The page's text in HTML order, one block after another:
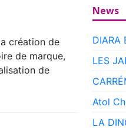
création de
de marque,
de
News
DIARA
LES
Atol
LA